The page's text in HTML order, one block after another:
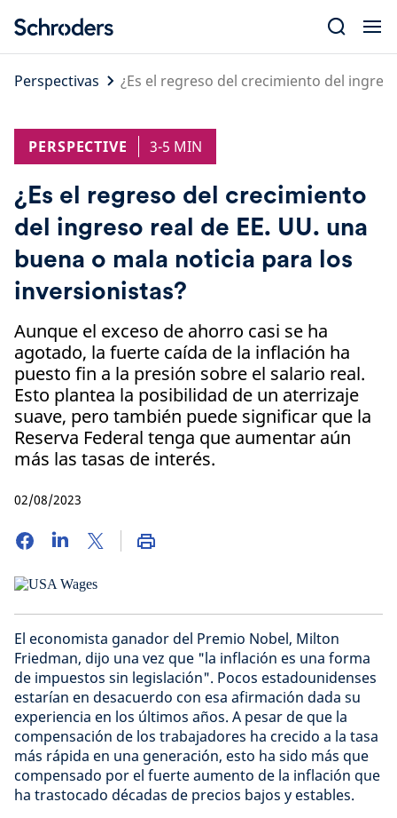
content
Perspectivas
¿Es el regreso del crecimiento del
PERSPECTIVE 3-5 MIN
¿Es el regreso del crecimiento
del ingreso real de EE. UU. una
buena o mala noticia para los
inversionistas?
Aunque el exceso de ahorro casi se ha
agotado, la fuerte caída de la inflación ha
puesto fin a la presión sobre el salario real.
Esto plantea la posibilidad de un aterrizaje
suave, pero también puede significar que la
Reserva Federal tenga que aumentar aún
más las tasas de interés.
02/08/2023
El economista ganador del Premio Nobel, Milton
Friedman, dijo una vez que "la inflación es una forma
de impuestos sin legislación". Pocos estadounidenses
estarían en desacuerdo con esa afirmación dada su
experiencia en los últimos años. A pesar de que la
compensación de los trabajadores ha crecido a la tasa
más rápida en una generación, esto ha sido más que
compensado por el fuerte aumento de la inflación que
ha trastocado décadas de precios bajos y estables.